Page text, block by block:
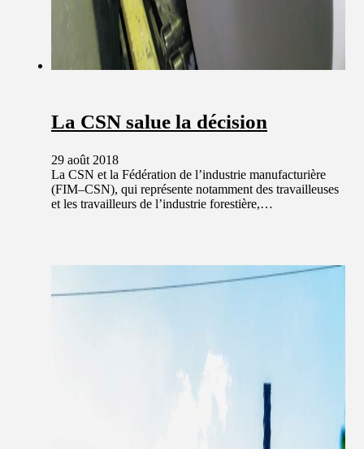
La CSN salue la décision
29 août 2018
La CSN et la Fédération de l’industrie manufacturière
(FIM–CSN), qui représente notamment des travailleuses
et les travailleurs de l’industrie forestière,…